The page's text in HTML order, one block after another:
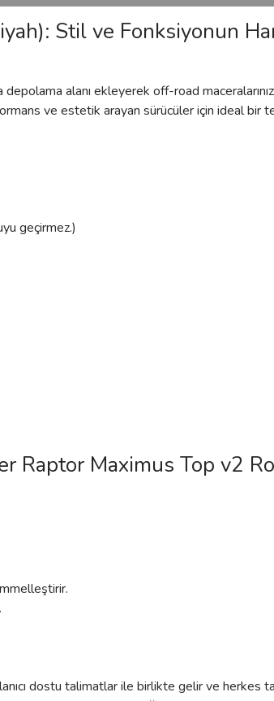
Stil ve Fonksiyonun
alanı ekleyerek off-road
ve estetik arayan sürücüler için ideal bir
geçirmez.)
Raptor Maximus Top v2
dostu talimatlar ile birlikte gelir ve herkes